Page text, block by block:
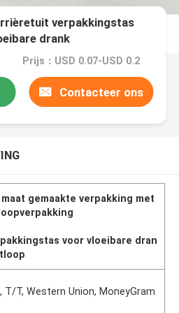
verpakkingstas
drank
Prijs：USD 0.07-USD 0.2
Contacteer ons
maat gemaakte verpakking met
voor vloeibare dran
T/T, Western Union, MoneyGram